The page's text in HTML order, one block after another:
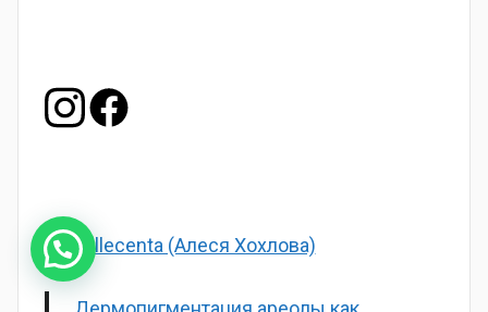
Millecenta (Алеся Хохлова)